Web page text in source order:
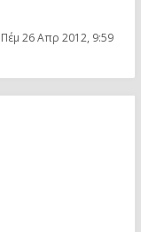
Πέμ 26 Απρ 2012, 9:59